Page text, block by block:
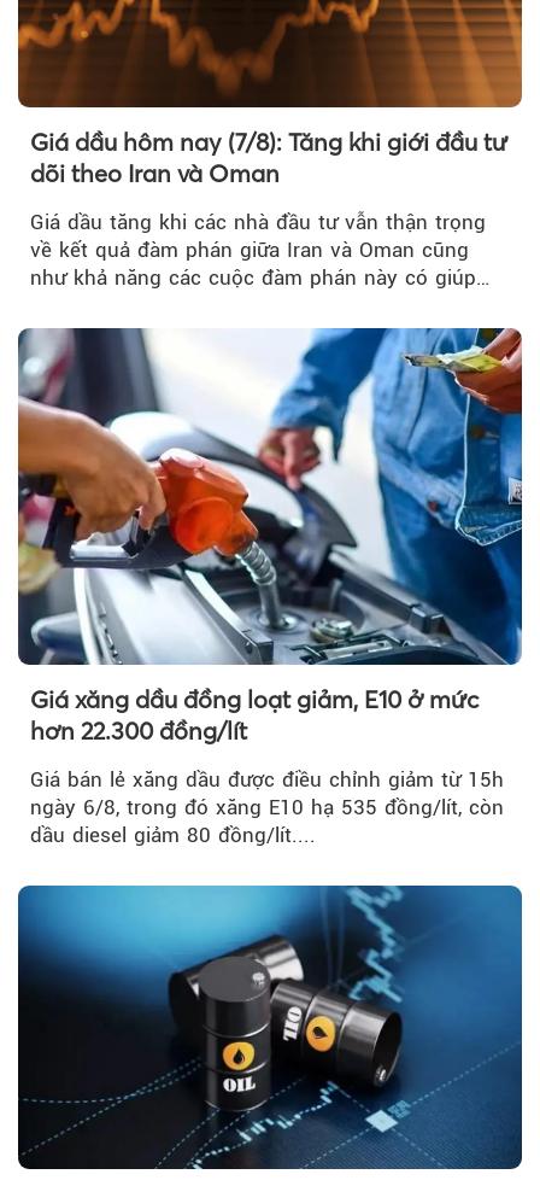
Giá dầu hôm nay (7/8): Tăng khi giới đầu tư
dõi theo Iran và Oman
Giá dầu tăng khi các nhà đầu tư vẫn thận trọng
về kết quả đàm phán giữa Iran và Oman cũng
như khả năng các cuộc đàm phán này có giúp
Hormuz hay không.
Giá xăng dầu đồng loạt giảm, E10 ở mức
hơn 22.300 đồng/lít
Giá bán lẻ xăng dầu được điều chỉnh giảm từ 15h
ngày 6/8, trong đó xăng E10 hạ 535 đồng/lít, còn
dầu diesel giảm 80 đồng/lít....